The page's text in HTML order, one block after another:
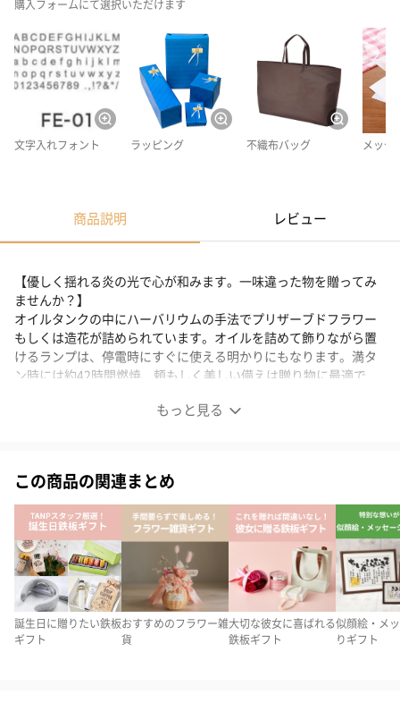
購入フォームにて選択いただけます
文字入れフォント ラッピング 不織布バッグ メッセ
商品説明 レビュー
もっと見る
【優しく揺れる炎の光で心が和みます。一味違った物を贈ってみ
ませんか？】
オイルタンクの中にハーバリウムの手法でプリザーブドフラワー
もしくは造花が詰められています。オイルを詰めて飾りながら置
けるランプは、停電時にすぐに使える明かりにもなります。満タ
ン時には約42時間燃焼、頼もしく美しい備えは贈り物に最適で
タンクにはメッセージの刻印も可能です。
なる場合がありますので、優しくお取扱いください。
ロマンティックな「オイルランプ」がお部屋を飾る♡
大流行の「ハーバリウム」をランプに
ガラス瓶の中で優しく揺れ動く可愛らしいお花達と灯りをコラボ
した新しい商品です。
この商品の関連まとめ
誕生日に贈りたい鉄板
ギフト
おすすめのフラワー雑
貨
大切な彼女に喜ばれる
鉄板ギフト
似顔絵・メ
りギフト